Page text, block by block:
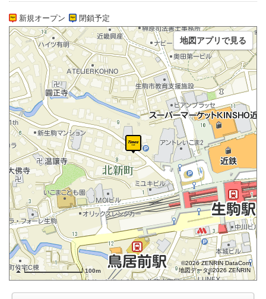
新規オープン 閉鎖予定
100m
©2026 ZENRIN DataCom
地図データ©2026 ZENRIN
地図アプリで見る